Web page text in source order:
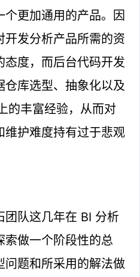
更加通用的产品。因
开发分析产品所需的资
态度，而后台代码开发
仓库选型、抽象化以及
的丰富经验，从而对
维护难度持有过于悲观
团队这几年在 BI 分析
索做一个阶段性的总
问题和所采用的解法做